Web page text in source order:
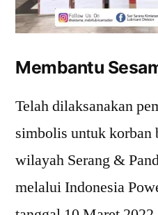
Membantu
Telah dilaksanakan
simbolis untuk korban
wilayah Serang &
melalui Indonesia